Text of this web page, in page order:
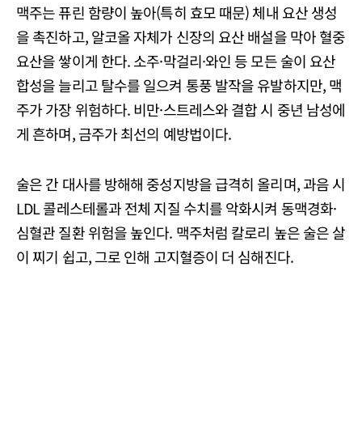
맥주는 퓨린 함량이 높아(특히 효모 때문) 체내 요산 생성
을 촉진하고, 알코올 자체가 신장의 요산 배설을 막아 혈중
요산을 쌓이게 한다. 소주·막걸리·와인 등 모든 술이 요산
합성을 늘리고 탈수를 일으켜 통풍 발작을 유발하지만, 맥
주가 가장 위험하다. 비만·스트레스와 결합 시 중년 남성에
게 흔하며, 금주가 최선의 예방법이다.
술은 간 대사를 방해해 중성지방을 급격히 올리며, 과음 시
LDL 콜레스테롤과 전체 지질 수치를 악화시켜 동맥경화·
심혈관 질환 위험을 높인다. 맥주처럼 칼로리 높은 술은 살
이 찌기 쉽고, 그로 인해 고지혈증이 더 심해진다.